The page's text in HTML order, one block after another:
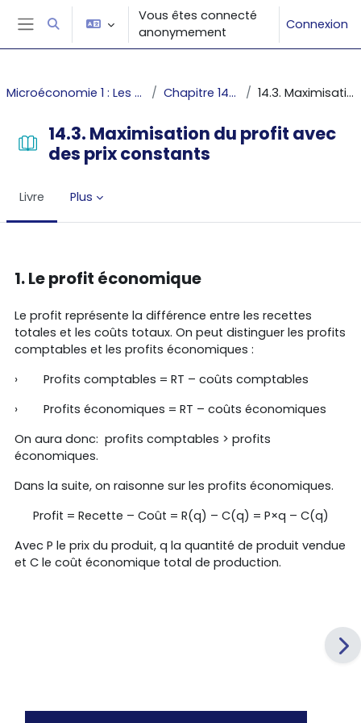
Passer au contenu principal
Panneau latéral
Activer/désactiver la saisie de recherche
Vous êtes connecté
anonymement
Connexion
Microéconomie 1 : Les décisions du producteur et du consommateur Chapitre 14 : La courbe d'offre individuelle 14.3. Maximisation du profit avec des prix constants
14.3. Maximisation du profit avec
des prix constants
Livre Plus
1. Le profit économique
Le profit représente la différence entre les recettes
totales et les coûts totaux. On peut distinguer les profits
comptables et les profits économiques :
› Profits comptables = RT – coûts comptables
› Profits économiques = RT – coûts économiques
On aura donc: profits comptables > profits
économiques.
Dans la suite, on raisonne sur les profits économiques.
Profit = Recette – Coût = R(q) – C(q) = P×q – C(q)
Avec P le prix du produit, q la quantité de produit vendue
et C le coût économique total de production.